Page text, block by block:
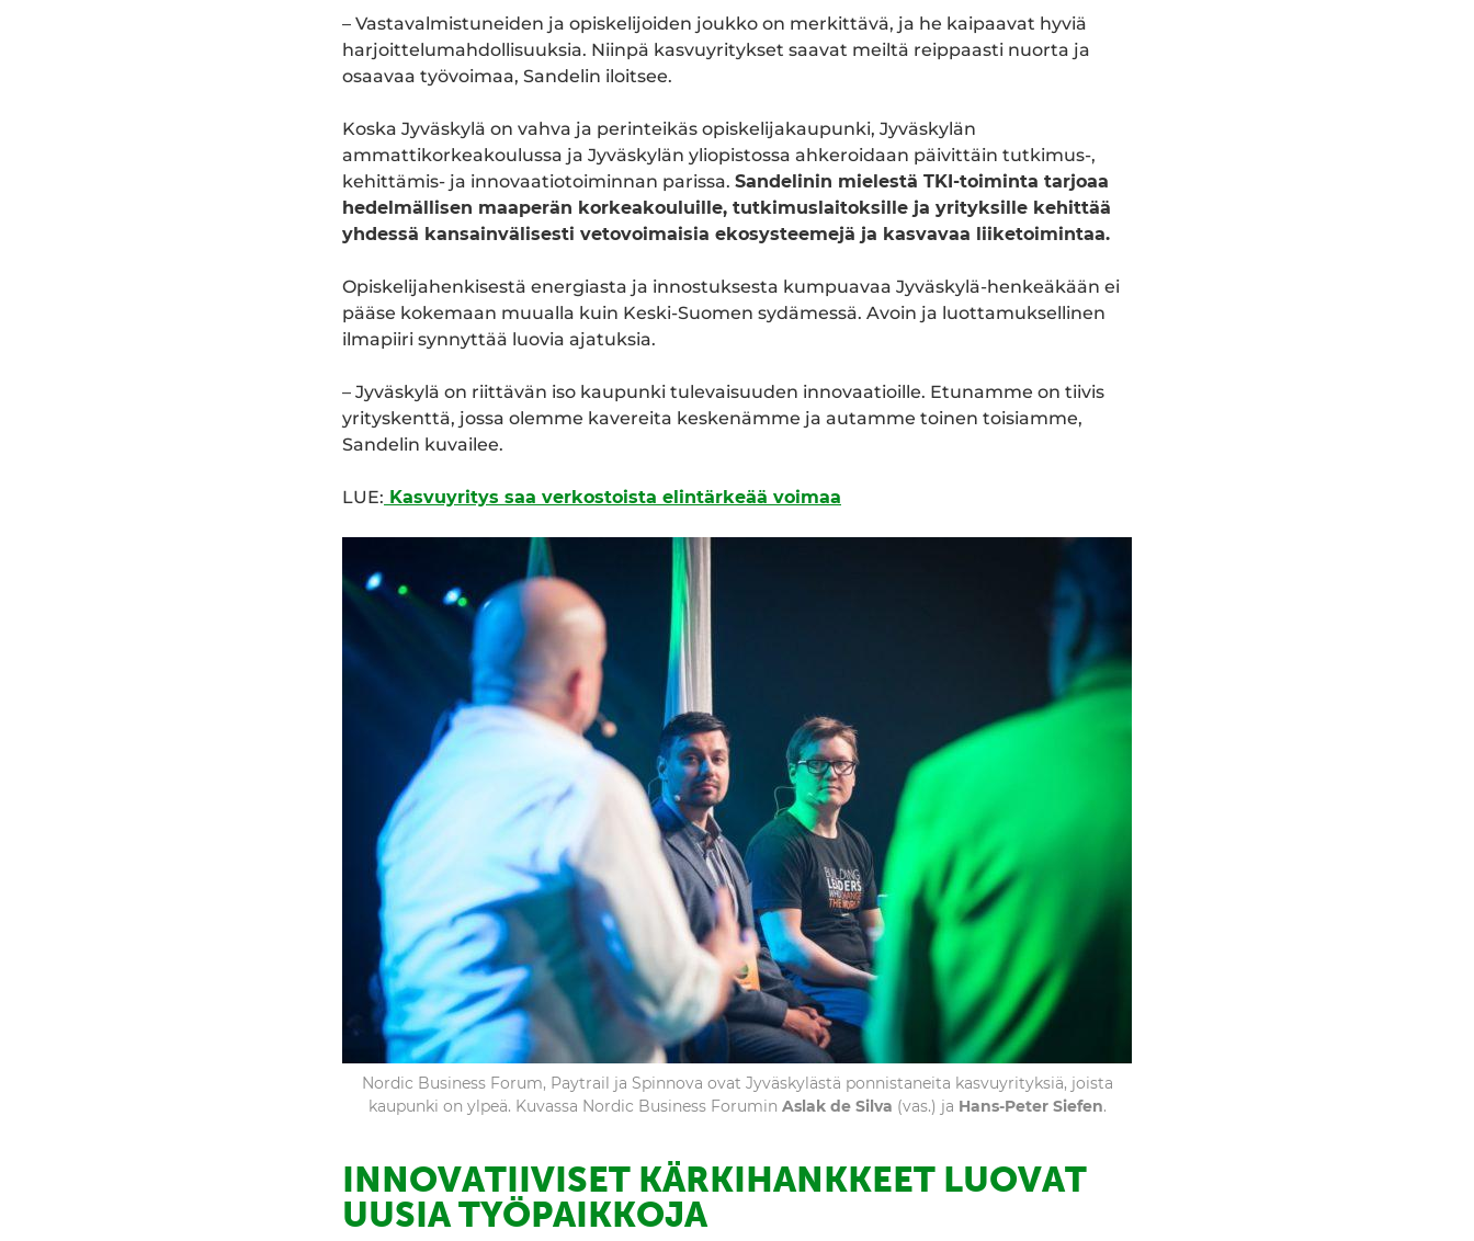
– Vastavalmistuneiden ja opiskelijoiden joukko on merkittävä, ja he kaipaavat hyviä
harjoittelumahdollisuuksia. Niinpä kasvuyritykset saavat meiltä reippaasti nuorta ja
osaavaa työvoimaa, Sandelin iloitsee.
Koska Jyväskylä on vahva ja perinteikäs opiskelijakaupunki, Jyväskylän
ammattikorkeakoulussa ja Jyväskylän yliopistossa ahkeroidaan päivittäin tutkimus-,
kehittämis- ja innovaatiotoiminnan parissa. Sandelinin mielestä TKI-toiminta tarjoaa
hedelmällisen maaperän korkeakouluille, tutkimuslaitoksille ja yrityksille kehittää
yhdessä kansainvälisesti vetovoimaisia ekosysteemejä ja kasvavaa liiketoimintaa.
Opiskelijahenkisestä energiasta ja innostuksesta kumpuavaa Jyväskylä-henkeäkään ei
pääse kokemaan muualla kuin Keski-Suomen sydämessä. Avoin ja luottamuksellinen
ilmapiiri synnyttää luovia ajatuksia.
– Jyväskylä on riittävän iso kaupunki tulevaisuuden innovaatioille. Etunamme on tiivis
yrityskenttä, jossa olemme kavereita keskenämme ja autamme toinen toisiamme,
Sandelin kuvailee.
LUE: Kasvuyritys saa verkostoista elintärkeää voimaa
Nordic Business Forum, Paytrail ja Spinnova ovat Jyväskylästä ponnistaneita kasvuyrityksiä, joista
kaupunki on ylpeä. Kuvassa Nordic Business Forumin Aslak de Silva (vas.) ja Hans-Peter Siefen.
INNOVATIIVISET KÄRKIHANKKEET LUOVAT
UUSIA TYÖPAIKKOJA